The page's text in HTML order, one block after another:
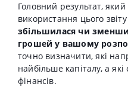
Головний результат,
використання цього
збільшилася чи
грошей у вашому
точно визначити, які
найбільше капіталу, а
фінансів.